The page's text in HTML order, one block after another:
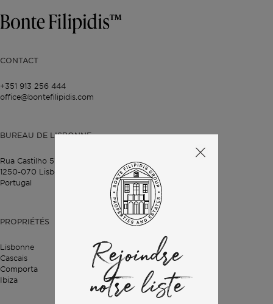
CONTACT
+351 913 256 444
office@bontefilipidis.com
BUREAU DE LISBONNE
Rua Castilho 57,
1250-070 Lisbonne,
Portugal
PROPRIÉTÉS
Lisbonne
Cascais
Comporta
Ibiza
Rejoindre
notre liste